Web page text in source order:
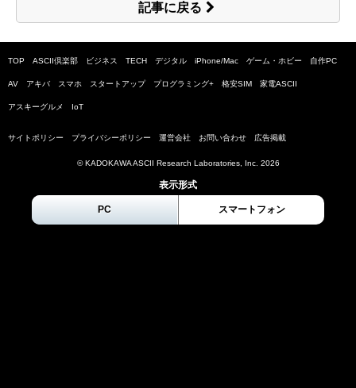
記事に戻る
TOP ASCII倶楽部 ビジネス TECH デジタル iPhone/Mac ゲーム・ホビー 自作PC
AV アキバ スマホ スタートアップ プログラミング+ 格安SIM 家電ASCII
アスキーグルメ IoT
サイトポリシー プライバシーポリシー 運営会社 お問い合わせ 広告掲載
© KADOKAWA ASCII Research Laboratories, Inc. 2026
表示形式
PC スマートフォン